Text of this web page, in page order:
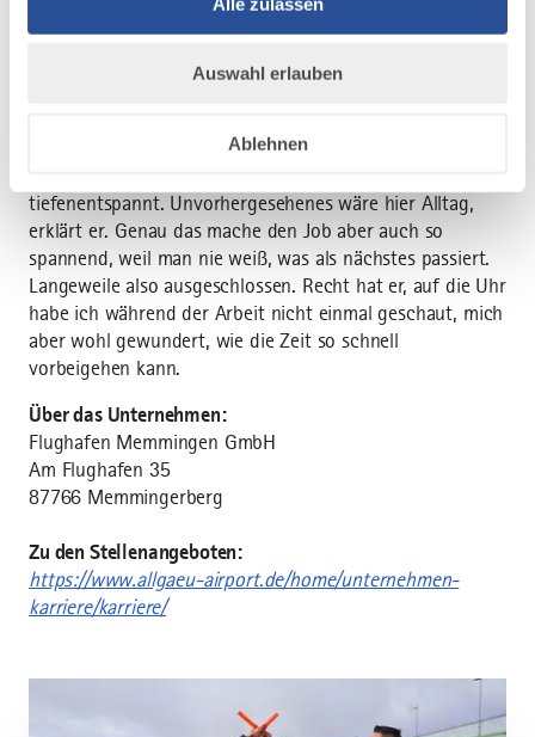
Auswahl erlauben
Ablehnen
oder mechanischen Fragen, wie zum Beispiel der
Während für mich schon der Stopp des Flugbetriebes
tiefenentspannt. Unvorhergesehenes wäre hier Alltag,
erklärt er. Genau das mache den Job aber auch so
spannend, weil man nie weiß, was als nächstes passiert.
Langeweile also ausgeschlossen. Recht hat er, auf die Uhr
habe ich während der Arbeit nicht einmal geschaut, mich
aber wohl gewundert, wie die Zeit so schnell
vorbeigehen kann.
Über das Unternehmen:
Flughafen Memmingen GmbH
Am Flughafen 35
87766 Memmingerberg
Zu den Stellenangeboten:
https://www.allgaeu-airport.de/home/unternehmen-
karriere/karriere/